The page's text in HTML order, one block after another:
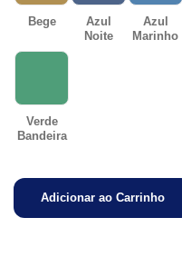
Bege
Azul
Noite
Azul
Marinho
Verde
Bandeira
Adicionar ao Carrinho